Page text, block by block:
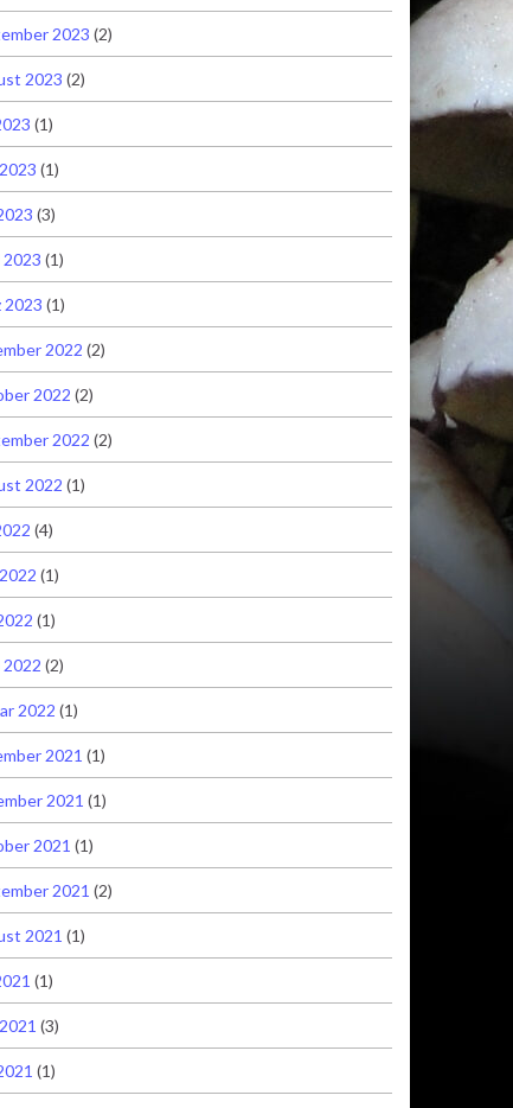
2023 (2)
2023 (2)
(1)
(1)
(3)
(1)
2023 (1)
2022 (2)
2022 (2)
2022 (2)
2022 (1)
(4)
(1)
(1)
(2)
2022 (1)
2021 (1)
2021 (1)
2021 (1)
2021 (2)
2021 (1)
(1)
(3)
(1)